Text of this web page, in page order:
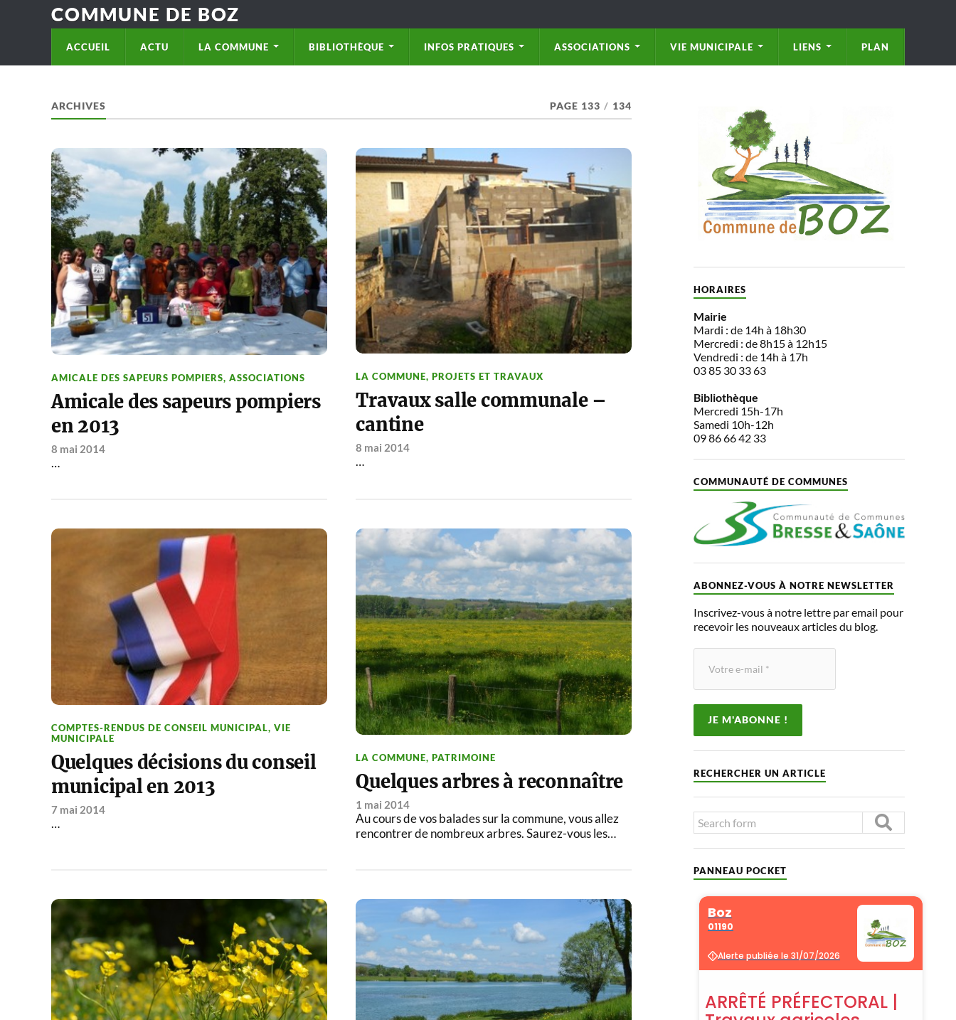
COMMUNE DE BOZ
ACCUEIL ACTU LA COMMUNE BIBLIOTHÈQUE INFOS PRATIQUES ASSOCIATIONS VIE MUNICIPALE LIENS PLAN
ARCHIVES PAGE 133 / 134
AMICALE DES SAPEURS POMPIERS, ASSOCIATIONS
Amicale des sapeurs pompiers
en 2013
8 mai 2014
…
LA COMMUNE,PROJETS ET TRAVAUX
Travaux salle communale –
cantine
8 mai 2014
…
COMPTES-RENDUS DE CONSEIL MUNICIPAL, VIE
MUNICIPALE
Quelques décisions du conseil
municipal en 2013
7 mai 2014
…
LA COMMUNE,PATRIMOINE
Quelques arbres à reconnaître
1 mai 2014
Au cours de vos balades sur la commune, vous allez
rencontrer de nombreux arbres. Saurez-vous les…
HORAIRES
Mairie
Mardi : de 14h à 18h30
Mercredi : de 8h15 à 12h15
Vendredi : de 14h à 17h
03 85 30 33 63
Bibliothèque
Mercredi 15h-17h
Samedi 10h-12h
09 86 66 42 33
COMMUNAUTÉ DE COMMUNES
ABONNEZ-VOUS À NOTRE NEWSLETTER
Inscrivez-vous à notre lettre par email pour
recevoir les nouveaux articles du blog.
RECHERCHER UN ARTICLE
PANNEAU POCKET